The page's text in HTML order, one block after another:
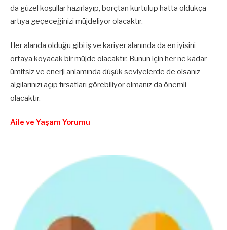
da güzel koşullar hazırlayıp, borçtan kurtulup hatta oldukça
artıya geçeceğinizi müjdeliyor olacaktır.
Her alanda olduğu gibi iş ve kariyer alanında da en iyisini
ortaya koyacak bir müjde olacaktır. Bunun için her ne kadar
ümitsiz ve enerji anlamında düşük seviyelerde de olsanız
algılarınızı açıp fırsatları görebiliyor olmanız da önemli
olacaktır.
Aile ve Yaşam Yorumu